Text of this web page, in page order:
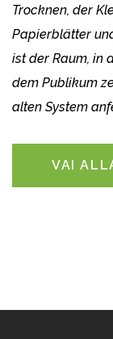
Trocknen, der
Papierblätter
ist der Raum, in
dem Publikum
alten System
VAI